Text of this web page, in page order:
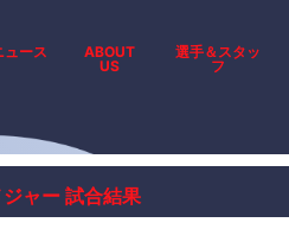
ュース
ABOUT
US
選手＆スタッ
フ
ャー 試合結果